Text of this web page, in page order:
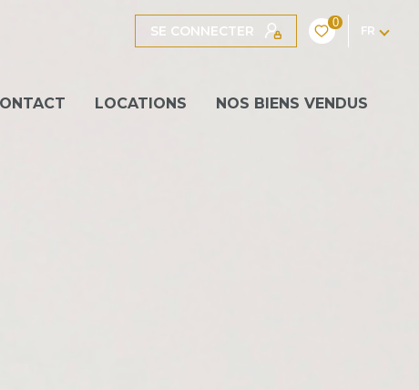
SE CONNECTER
0
FR
LOCATIONS NOS BIENS VENDUS